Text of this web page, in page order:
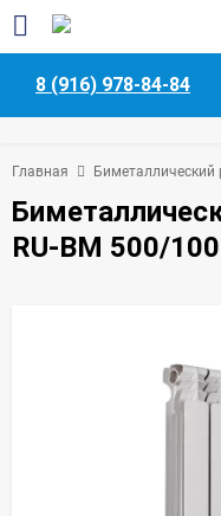
8 (916) 978-84-84
Главная Биметаллический
RU-BM 500/